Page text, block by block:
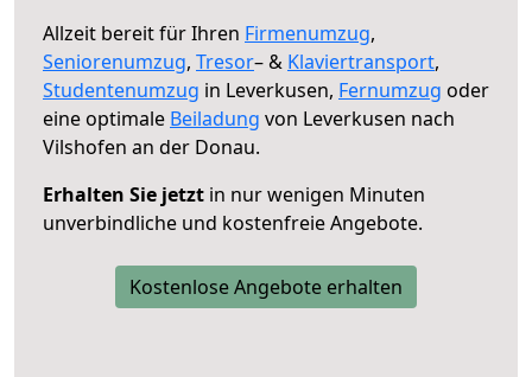
Allzeit bereit für Ihren Firmenumzug,
Seniorenumzug, Tresor– & Klaviertransport,
Studentenumzug in Leverkusen, Fernumzug oder
eine optimale Beiladung von Leverkusen nach
Vilshofen an der Donau.
Erhalten Sie jetzt in nur wenigen Minuten
unverbindliche und kostenfreie Angebote.
Kostenlose Angebote erhalten